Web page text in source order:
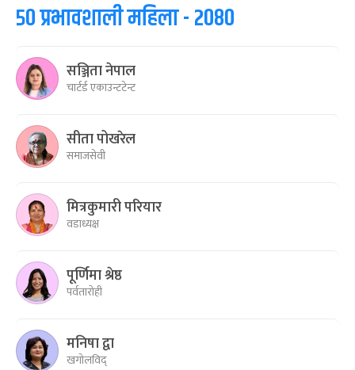
५० प्रभावशाली महिला - २०८०
सञ्जिता नेपाल
चार्टर्ड एकाउन्टटेन्ट
सीता पोखरेल
समाजसेवी
मित्रकुमारी परियार
वडाध्यक्ष
पूर्णिमा श्रेष्ठ
पर्वतारोही
मनिषा द्वा
खगोलविद्